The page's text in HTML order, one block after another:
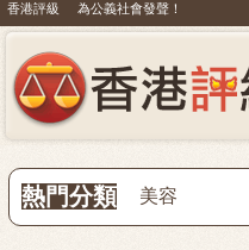
香港評級 為公義社會發聲！
熱門分類 美容